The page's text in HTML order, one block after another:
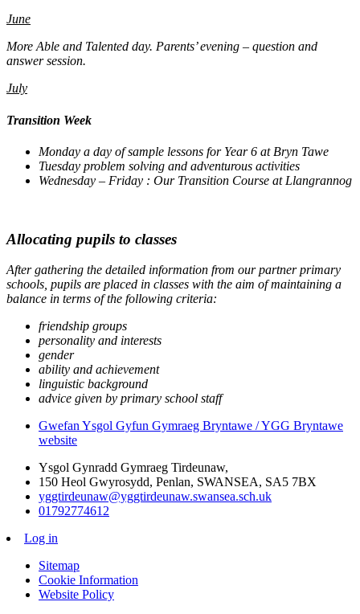
June
More Able and Talented day. Parents’ evening – question and
answer session.
July
Transition Week
Monday a day of sample lessons for Year 6 at Bryn Tawe
Tuesday problem solving and adventurous activities
Wednesday – Friday : Our Transition Course at Llangrannog
Allocating pupils to classes
After gathering the detailed information from our partner primary
schools, pupils are placed in classes with the aim of maintaining a
balance in terms of the following criteria:
friendship groups
personality and interests
gender
ability and achievement
linguistic background
advice given by primary school staff
Gwefan Ysgol Gyfun Gymraeg Bryntawe / YGG Bryntawe
website
Ysgol Gynradd Gymraeg Tirdeunaw,
150 Heol Gwyrosydd, Penlan, SWANSEA, SA5 7BX
yggtirdeunaw@yggtirdeunaw.swansea.sch.uk
01792774612
Log in
Sitemap
Cookie Information
Website Policy